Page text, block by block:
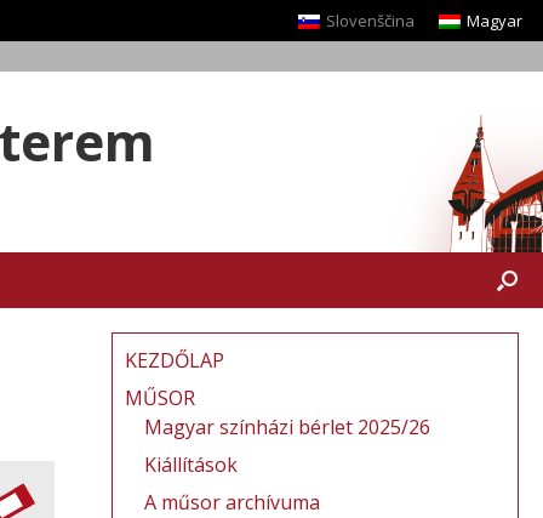
Slovenščina Magyar
KEZDŐLAP
MŰSOR
Magyar színházi bérlet 2025/26
Kiállítások
A műsor archívuma